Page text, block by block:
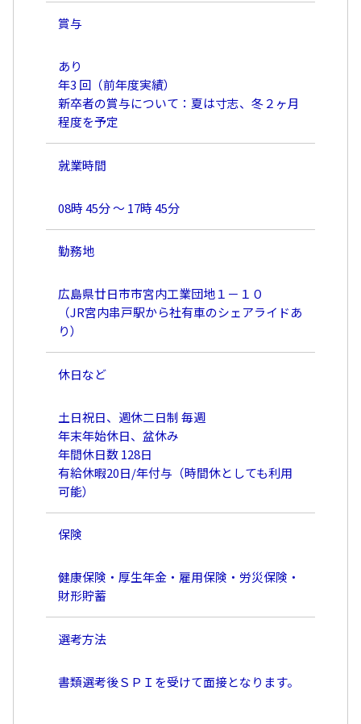
賞与
あり
年3 回（前年度実績）
新卒者の賞与について：夏は寸志、冬２ヶ月
程度を予定
就業時間
08時 45分 〜 17時 45分
勤務地
広島県廿日市市宮内工業団地１－１０
（JR宮内串戸駅から社有車のシェアライドあ
り）
休日など
土日祝日、週休二日制 毎週
年末年始休日、盆休み
年間休日数 128日
有給休暇20日/年付与（時間休としても利用
可能）
保険
健康保険・厚生年金・雇用保険・労災保険・
財形貯蓄
選考方法
書類選考後ＳＰＩを受けて面接となります。